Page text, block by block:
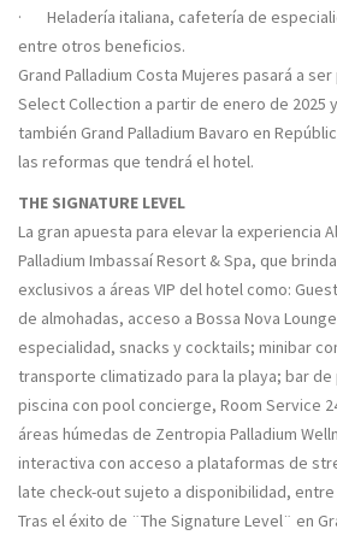
· Heladería italiana, cafetería de
entre otros beneficios.
Grand Palladium Costa Mujeres pasará a
Select Collection a partir de enero de 2025
también Grand Palladium Bavaro en
las reformas que tendrá el hotel.
THE SIGNATURE LEVEL
La gran apuesta para elevar la experiencia
Palladium Imbassaí Resort & Spa, que
exclusivos a áreas VIP del hotel como:
de almohadas, acceso a Bossa Nova
especialidad, snacks y cocktails; minibar
transporte climatizado para la playa; bar de
piscina con pool concierge, Room Service
áreas húmedas de Zentropia Palladium
interactiva con acceso a plataformas de
late check-out sujeto a disponibilidad,
Tras el éxito de ¨The Signature Level¨ en